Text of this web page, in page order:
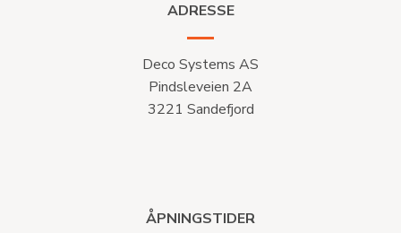
ADRESSE
Deco Systems AS
Pindsleveien 2A
3221 Sandefjord
ÅPNINGSTIDER